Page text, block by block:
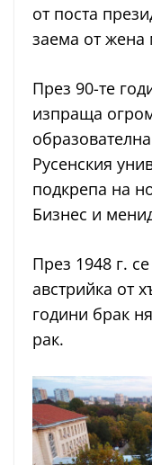
от поста
заема от
През 90-те
изпраща
Русенския
подкрепа на
Бизнес и
През 1948 г.
австрийка от
години брак
рак.